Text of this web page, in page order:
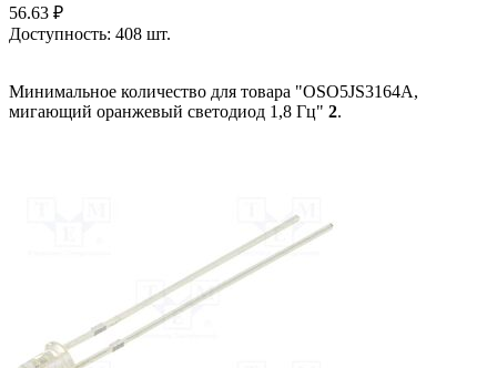
56.63 ₽
Доступность: 408 шт.
Минимальное количество для товара "OSO5JS3164A,
мигающий оранжевый светодиод 1,8 Гц" 2.